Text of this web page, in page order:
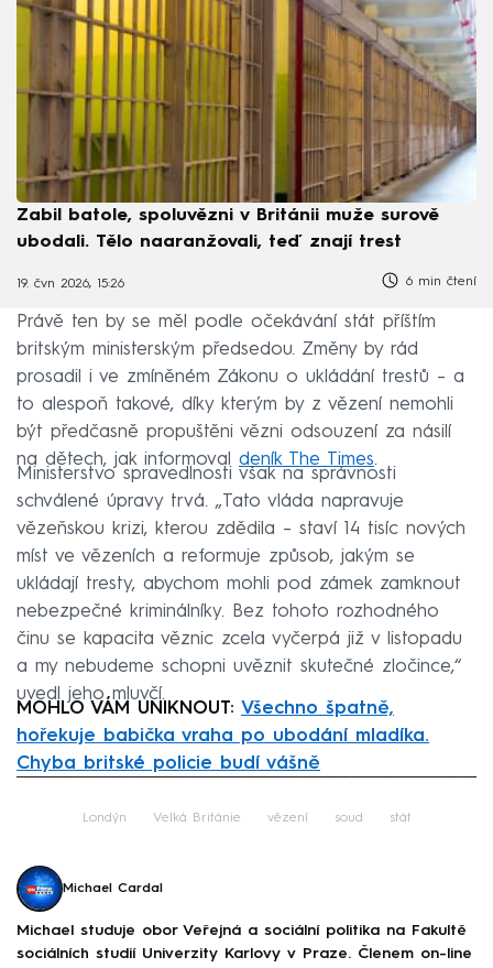
Zabil batole, spoluvězni v Británii muže surově
ubodali. Tělo naaranžovali, teď znají trest
19. čvn 2026, 15:26 6 min čtení
Právě ten by se měl podle očekávání stát příštím
britským ministerským předsedou. Změny by rád
prosadil i ve zmíněném Zákonu o ukládání trestů – a
to alespoň takové, díky kterým by z vězení nemohli
být předčasně propuštěni vězni odsouzení za násilí
na dětech, jak informoval deník The Times.
Ministerstvo spravedlnosti však na správnosti
schválené úpravy trvá. „Tato vláda napravuje
vězeňskou krizi, kterou zdědila – staví 14 tisíc nových
míst ve vězeních a reformuje způsob, jakým se
ukládají tresty, abychom mohli pod zámek zamknout
nebezpečné kriminálníky. Bez tohoto rozhodného
činu se kapacita věznic zcela vyčerpá již v listopadu
a my nebudeme schopni uvěznit skutečné zločince,“
uvedl jeho mluvčí.
MOHLO VÁM UNIKNOUT: Všechno špatně,
hořekuje babička vraha po ubodání mladíka.
Chyba britské policie budí vášně
Londýn Velká Británie vězení soud stát
Michael Cardal
Michael studuje obor Veřejná a sociální politika na Fakultě
sociálních studií Univerzity Karlovy v Praze. Členem on-line